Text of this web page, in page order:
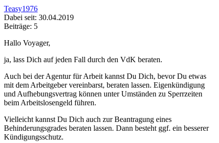
Teasy1976
Dabei seit: 30.04.2019
Beiträge: 5
Hallo Voyager,
ja, lass Dich auf jeden Fall durch den VdK beraten.
Auch bei der Agentur für Arbeit kannst Du Dich, bevor Du etwas
mit dem Arbeitgeber vereinbarst, beraten lassen. Eigenkündigung
und Aufhebungsvertrag können unter Umständen zu Sperrzeiten
beim Arbeitslosengeld führen.
Vielleicht kannst Du Dich auch zur Beantragung eines
Behinderungsgrades beraten lassen. Dann besteht ggf. ein besserer
Kündigungsschutz.